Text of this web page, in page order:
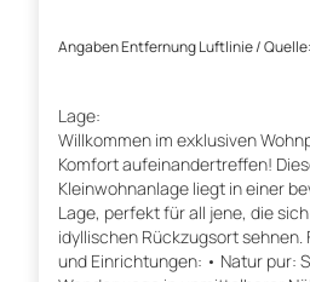
Angaben Entfernung Luftlinie /
Lage:
Willkommen im exklusiven
Komfort aufeinandertreffen!
Kleinwohnanlage liegt in einer
Lage, perfekt für all jene, die
idyllischen Rückzugsort
und Einrichtungen: • Natur pur: